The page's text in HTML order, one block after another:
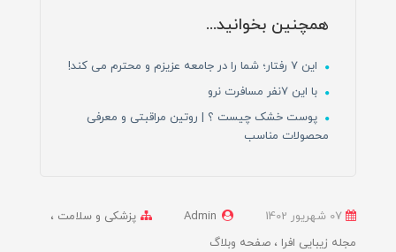
همچنین بخوانید...
این ۷ رفتار؛ شما را در جامعه عزیزم و محترم می کند!
با این 7نفر مسافرت نرو
پوست خشک چیست ؟ | روتین مراقبتی و معرفی
محصولات مناسب
Admin
پزشکی و سلامت
مجله زیبایی افرا
صفحه وبلاگ